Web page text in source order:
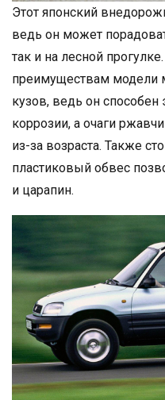
Этот японский
ведь он может
так и на лесной
преимуществам модели
кузов, ведь он
коррозии, а очаги
из-за возраста. Также
пластиковый обвес
и царапин.